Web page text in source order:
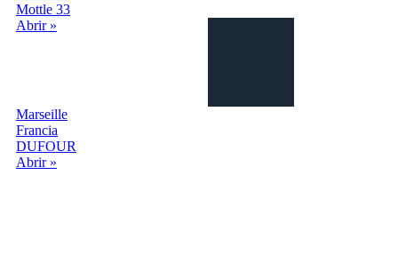
Mottle 33
Abrir »
Marseille
Francia
DUFOUR
Abrir »